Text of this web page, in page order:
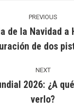
PREVIOUS
post:
de la Navidad a
de dos
NEXT
Next
post:
2026: ¿A
verlo?